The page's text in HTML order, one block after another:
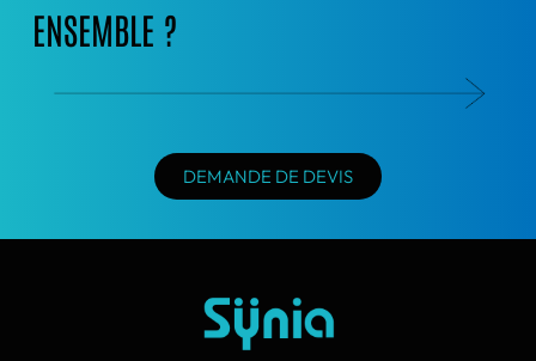
ENSEMBLE ?
DEMANDE DE DEVIS